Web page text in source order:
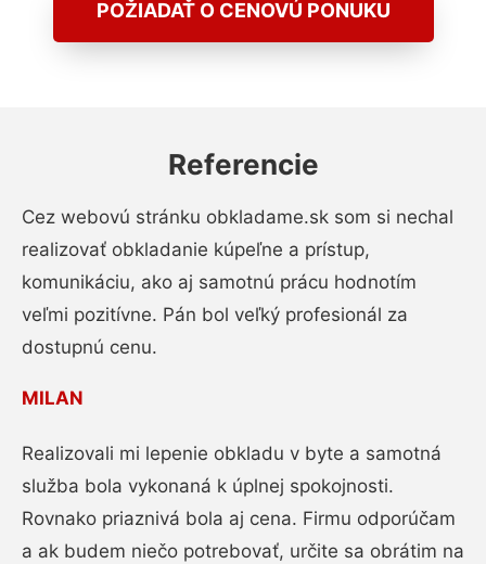
POŽIADAŤ O CENOVÚ PONUKU
Referencie
Cez webovú stránku obkladame.sk som si nechal
realizovať obkladanie kúpeľne a prístup,
komunikáciu, ako aj samotnú prácu hodnotím
veľmi pozitívne. Pán bol veľký profesionál za
dostupnú cenu.
MILAN
Realizovali mi lepenie obkladu v byte a samotná
služba bola vykonaná k úplnej spokojnosti.
Rovnako priaznivá bola aj cena. Firmu odporúčam
a ak budem niečo potrebovať, určite sa obrátim na